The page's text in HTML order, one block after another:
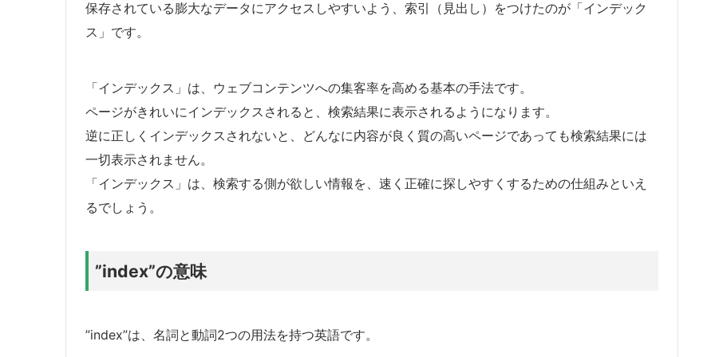
保存されている膨大なデータにアクセスしやすいよう、索引（見出し）をつけたのが「インデック
ス」です。
「インデックス」は、ウェブコンテンツへの集客率を高める基本の手法です。
ページがきれいにインデックスされると、検索結果に表示されるようになります。
逆に正しくインデックスされないと、どんなに内容が良く質の高いページであっても検索結果には
一切表示されません。
「インデックス」は、検索する側が欲しい情報を、速く正確に探しやすくするための仕組みといえ
るでしょう。
”index”の意味
”index”は、名詞と動詞2つの用法を持つ英語です。